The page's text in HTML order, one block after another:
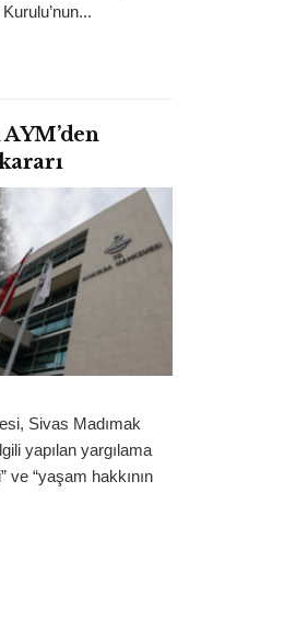
Sivas Madımak
yapılan yargılama
ve “yaşam hakkının